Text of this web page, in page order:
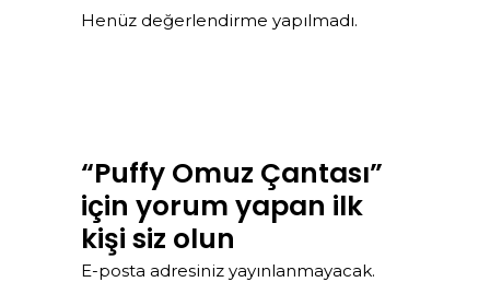
Henüz değerlendirme yapılmadı.
“Puffy Omuz Çantası”
için yorum yapan ilk
kişi siz olun
E-posta adresiniz yayınlanmayacak.